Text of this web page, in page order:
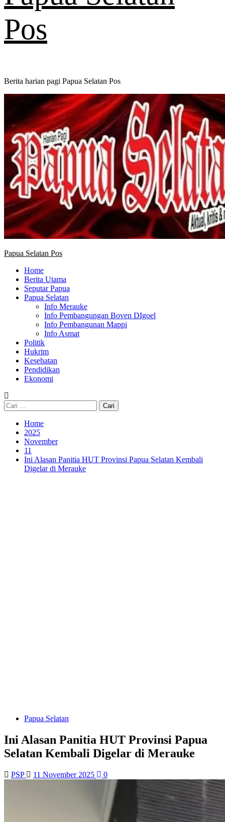
Pos
Berita harian pagi Papua Selatan Pos
Primary
Papua Selatan Pos
Home
Berita Utama
Seputar Papua
Papua Selatan
Info Merauke
Info Pembangungan Boven DIgoel
Info Pembangunan Mappi
Info Asmat
Politik
Hukrim
Kesehatan
Pendidikan
Ekonomi
Cari
untuk:
Home
2025
November
11
Ini Alasan Panitia HUT Provinsi Papua Selatan Kembali
Digelar di Merauke
Papua Selatan
Ini Alasan Panitia HUT Provinsi Papua
Selatan Kembali Digelar di Merauke
PSP 11 November 2025 0